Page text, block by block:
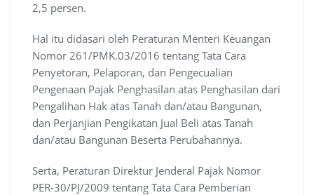
2,5 persen.
Hal itu didasari oleh Peraturan Menteri Keuangan
Nomor 261/PMK.03/2016 tentang Tata Cara
Penyetoran, Pelaporan, dan Pengecualian
Pengenaan Pajak Penghasilan atas Penghasilan dari
Pengalihan Hak atas Tanah dan/atau Bangunan,
dan Perjanjian Pengikatan Jual Beli atas Tanah
dan/atau Bangunan Beserta Perubahannya.
Serta, Peraturan Direktur Jenderal Pajak Nomor
PER-30/PJ/2009 tentang Tata Cara Pemberian